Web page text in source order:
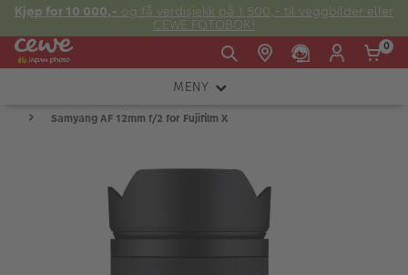
Kjøp for 10 000,- og få verdisjekk på 1 500,- til veggbilder eller
CEWE FOTOBOK!
Fre:
20:00
kundeservice@japanphoto.no
0
MENY
KAMERA
FOTOTILBEHØR
LYS OG STUDIO
Samyang AF 12mm f/2 for Fujifilm X